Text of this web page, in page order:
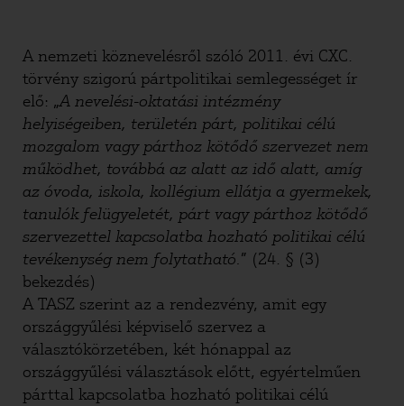
A nemzeti köznevelésről szóló 2011. évi CXC.
törvény szigorú pártpolitikai semlegességet ír
elő: „A nevelési-oktatási intézmény
helyiségeiben, területén párt, politikai célú
mozgalom vagy párthoz kötődő szervezet nem
működhet, továbbá az alatt az idő alatt, amíg
az óvoda, iskola, kollégium ellátja a gyermekek,
tanulók felügyeletét, párt vagy párthoz kötődő
szervezettel kapcsolatba hozható politikai célú
tevékenység nem folytatható.” (24. § (3)
bekezdés)
A TASZ szerint az a rendezvény, amit egy
országgyűlési képviselő szervez a
választókörzetében, két hónappal az
országgyűlési választások előtt, egyértelműen
párttal kapcsolatba hozható politikai célú